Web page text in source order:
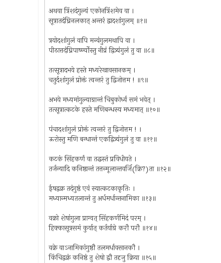
अथवा त्रिंशदंगुल्यं एकोनत्रिंशमेव वा ।
सूत्रातदंघ्रिनलकात् अन्तरं द्वादशांगुलम् ॥१॥
त्रयोदशांगुलं वापि मन्वंगुलमथापि वा ।
पीठात्तदंघ्रिपार्ष्ण्योस्तु नीव्रं द्वित्र्यंगुलं तु वा ॥८॥
तत्सूत्रादभये हस्ते मध्यरेखावसानकम् ।
चतुर्दशांगुलं प्रोक्तं त्वन्तरं तु द्विजोत्तम ! ॥९॥
अभये मध्यमांगुल्याग्रान्तं चिबुकोर्ध्व समं भवेत् ।
तत्सूत्रात्कटके हस्ते मणिबन्धस्य मध्यमात् ॥१०॥
पंचादशांगुलं प्रोक्तं त्वन्तरं तु द्विजोत्तम ! ।
ऊरोस्तु मणि बन्धान्तं एकद्वित्र्यंगुलं तु वा ॥११॥
कटकं सिंहकर्णं वा तद्धस्तं प्रविधीयते ।
तर्जन्यादि कनिष्ठान्तं तत्तन्मूलान्तवर्जि(क्रि?)ता ॥१२॥
ईषद्वक्र तदंगुष्ठं एवं स्यात्कटकाकृतिः ।
मध्यान्मध्यतलान्तं तु अर्धमर्धान्तनामिका ॥१३॥
वक्रो शेषांगुला प्राग्वत् सिंहकर्णमिदं परम् ।
हिक्कासूत्रसमं कुर्यात् कर्तर्याग्रे करौ परौ ॥१४॥
वक्रे वाऽनामिकांगुष्ठौ तलमर्धावसानकौ ।
किंचिद्वक्रं कनिष्ठं तु शेषो द्वौ तदृजु क्रिया ॥१५॥